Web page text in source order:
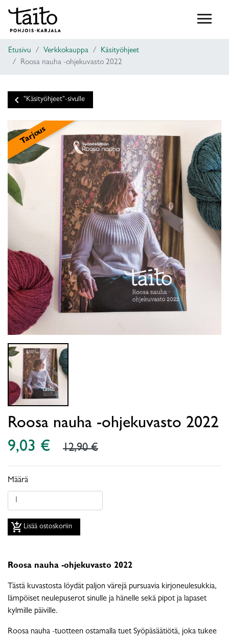
Etusivu Verkkokauppa
Käsityöhjeet
Roosa nauha -ohjekuvasto 2022
keyboard_arrow_left "Käsityöhjeet"-sivulle
Tarjous
Roosa nauha -ohjekuvasto 2022
9,03 €
12,90 €
Määrä
add_shopping_cart Lisää ostoskoriin
Roosa nauha -ohjekuvasto 2022
Tästä kuvastosta löydät paljon värejä pursuavia kirjoneulesukkia,
lämpöiset neulepuserot sinulle ja hänelle sekä pipot ja lapaset
kylmille päiville.
Roosa nauha -tuotteen ostamalla tuet Syöpäsäätiötä, joka tukee